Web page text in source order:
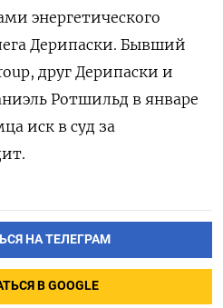
энергетического
Дерипаски. Бывший
друг Дерипаски и
Ротшильд в январе
иск в суд за
НА ТЕЛЕГРАМ
В GOOGLE